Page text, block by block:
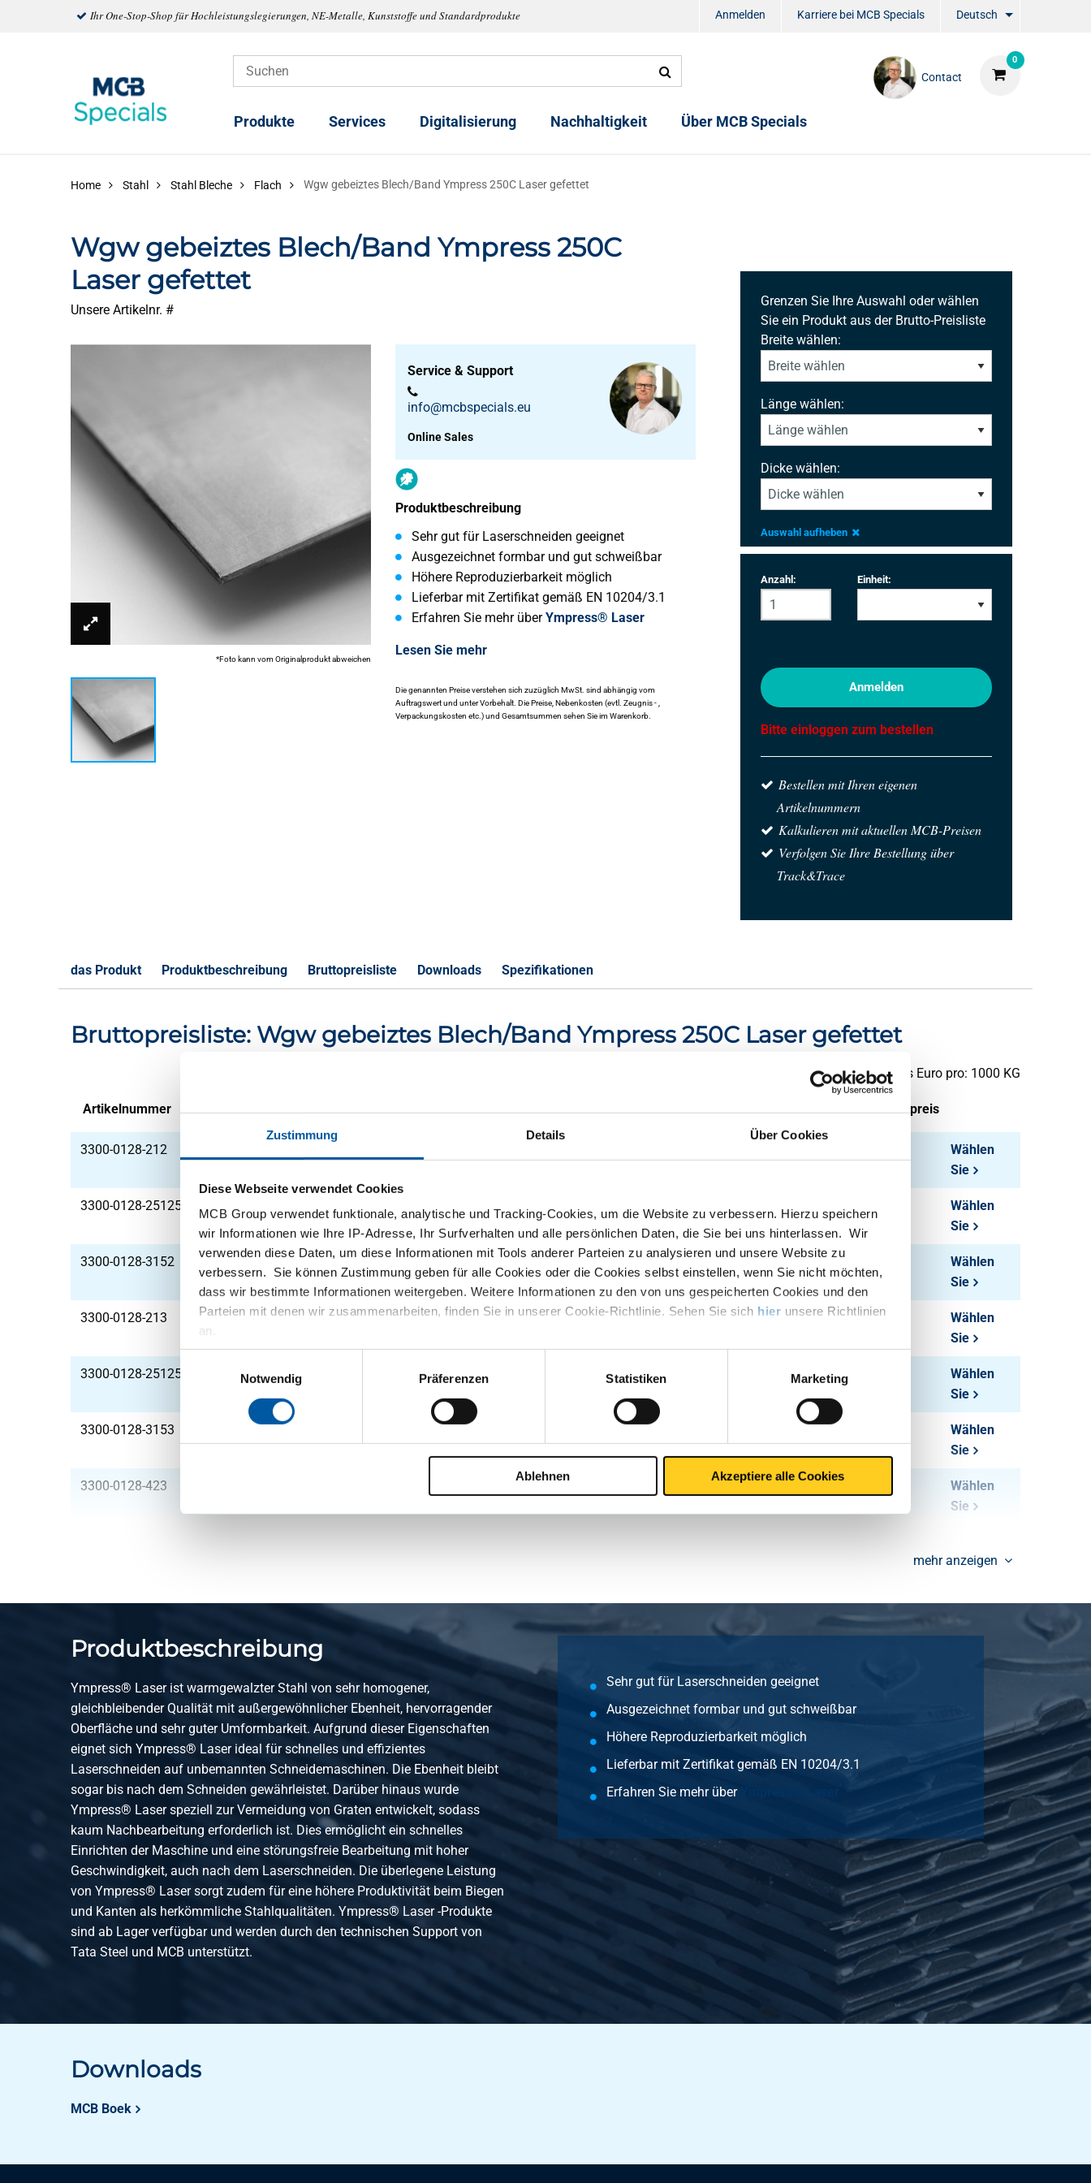
Zustimmung Details Über Cookies
Diese Webseite verwendet Cookies
MCB Group verwendet funktionale, analytische und Tracking-Cookies, um die Website zu verbessern. Hierzu speichern
wir Informationen wie Ihre IP-Adresse, Ihr Surfverhalten und alle persönlichen Daten, die Sie bei uns hinterlassen. Wir
verwenden diese Daten, um diese Informationen mit Tools anderer Parteien zu analysieren und unsere Website zu
verbessern. Sie können Zustimmung geben für alle Cookies oder die Cookies selbst einstellen, wenn Sie nicht möchten,
dass wir bestimmte Informationen weitergeben. Weitere Informationen zu den von uns gespeicherten Cookies und den
Parteien mit denen wir zusammenarbeiten, finden Sie in unserer Cookie-Richtlinie. Sehen Sie sich hier unsere Richtlinien
an.
Notwendig
Präferenzen Statistiken Marketing
Ablehnen Akzeptiere alle Cookies
Ihr One-Stop-Shop für Hochleistungslegierungen, NE-Metalle, Kunststoffe und Standardprodukte Anmelden Karriere bei MCB Specials Deutsch
0
Contact
Produkte Services Digitalisierung Nachhaltigkeit Über MCB Specials
Home Stahl Stahl Bleche Flach Wgw gebeiztes Blech/Band Ympress 250C Laser gefettet
Wgw gebeiztes Blech/Band Ympress 250C
Laser gefettet
Unsere Artikelnr. #
*Foto kann vom Originalprodukt abweichen
Service & Support
info@mcbspecials.eu
Online Sales
Produktbeschreibung
Sehr gut für Laserschneiden geeignet
Ausgezeichnet formbar und gut schweißbar
Höhere Reproduzierbarkeit möglich
Lieferbar mit Zertifikat gemäß EN 10204/3.1
Erfahren Sie mehr überYmpress® Laser
Lesen Sie mehr
Die genannten Preise verstehen sich zuzüglich MwSt. sind abhängig vom
Auftragswert und unter Vorbehalt. Die Preise, Nebenkosten (evtl. Zeugnis - ,
Verpackungskosten etc.) und Gesamtsummen sehen Sie im Warenkorb.
Grenzen Sie Ihre Auswahl oder wählen
Sie ein Produkt aus der Brutto-Preisliste
Breite wählen:
Länge wählen:
Dicke wählen:
Auswahl aufheben
Anzahl: Einheit:
Anmelden
Bitte einloggen zum bestellen
Bestellen mit Ihren eigenen
Artikelnummern
Kalkulieren mit aktuellen MCB-Preisen
Verfolgen Sie Ihre Bestellung über
Track&Trace
das Produkt Produktbeschreibung Bruttopreisliste Downloads Spezifikationen
Bruttopreisliste: Wgw gebeiztes Blech/Band Ympress 250C Laser gefettet
Preis Euro pro: 1000 KG
Artikelnummer Beschreibung Stück pro KG Bruttopreis
3300-0128-212
Wählen
Sie
3300-0128-251252 Wgw gebeizte Bleche Ympress 250 C 2500x1250x2 Laser gefettet 50,00
Wählen
Sie
3300-0128-3152 Wgw gebeizte Bleche Ympress 250 C 3000x1500x2 Laser gefettet 72,00
Wählen
Sie
3300-0128-213 Wgw gebeizte Bleche Ympress 250 C 2000x1000x3 Laser gefettet 48,00
Wählen
Sie
3300-0128-251253 Wgw gebeizte Bleche Ympress 250 C 2500x1250x3 Laser gefettet 75,00
Wählen
Sie
3300-0128-3153 Wgw gebeizte Bleche Ympress 250 C 3000x1500x3 Laser gefettet 108,00
Wählen
Sie
3300-0128-423 Wgw gebeizte Bleche Ympress 250 C 4000x2000x3 Laser gefettet 192,00
Wählen
Sie
Sie
3300-0128-3154 Wgw gebeizte Bleche Ympress 250 C 3000x1500x4 Laser gefettet
3300-0128-424 Wgw gebeizte Bleche Ympress 250 C 4000x2000x4 Laser gefettet 256,00
3300-0128-215 Wgw gebeizte Bleche Ympress 250 C 2000x1000x5 Laser gefettet 80,00
Wählen
Sie
3300-0128-251255 Wgw gebeizte Bleche Ympress 250 C 2500x1250x5 Laser gefettet
Wählen
Sie
3300-0128-3155 Wgw gebeizte Bleche Ympress 250 C 3000x1500x5 Laser gefettet 180,00
Wählen
Sie
3300-0128-425 Wgw gebeizte Bleche Ympress 250 C 4000x2000x5 Laser gefettet
Wählen
Sie
Wählen
Sie
3300-0128-3156
mehr anzeigen
Produktbeschreibung
Ympress® Laser ist warmgewalzter Stahl von sehr homogener,
gleichbleibender Qualität mit außergewöhnlicher Ebenheit, hervorragender
Oberfläche und sehr guter Umformbarkeit. Aufgrund dieser Eigenschaften
eignet sich Ympress® Laser ideal für schnelles und effizientes
Laserschneiden auf unbemannten Schneidemaschinen. Die Ebenheit bleibt
sogar bis nach dem Schneiden gewährleistet. Darüber hinaus wurde
Ympress® Laser speziell zur Vermeidung von Graten entwickelt, sodass
kaum Nachbearbeitung erforderlich ist. Dies ermöglicht ein schnelles
Einrichten der Maschine und eine störungsfreie Bearbeitung mit hoher
Geschwindigkeit, auch nach dem Laserschneiden. Die überlegene Leistung
von Ympress® Laser sorgt zudem für eine höhere Produktivität beim Biegen
und Kanten als herkömmliche Stahlqualitäten. Ympress® Laser -Produkte
sind ab Lager verfügbar und werden durch den technischen Support von
Tata Steel und MCB unterstützt.
Sehr gut für Laserschneiden geeignet
Ausgezeichnet formbar und gut schweißbar
Höhere Reproduzierbarkeit möglich
Lieferbar mit Zertifikat gemäß EN 10204/3.1
Erfahren Sie mehr überYmpress® Laser
Downloads
MCB Boek